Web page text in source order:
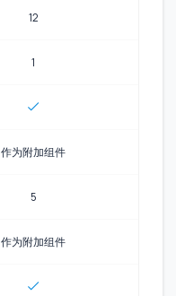
12
1
作为附加组件
5
作为附加组件